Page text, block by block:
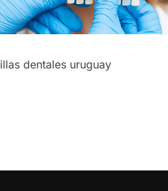
dentales uruguay